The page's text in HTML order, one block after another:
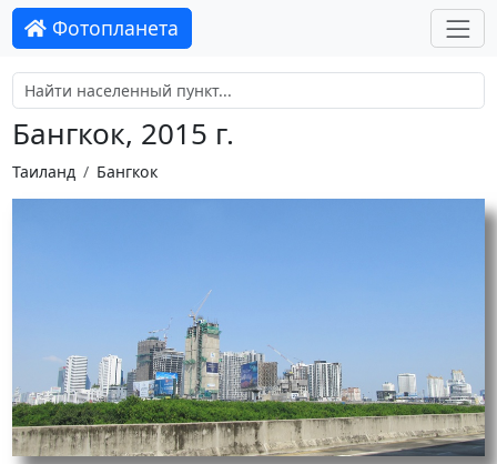
Фотопланета
Бангкок, 2015 г.
Таиланд Бангкок